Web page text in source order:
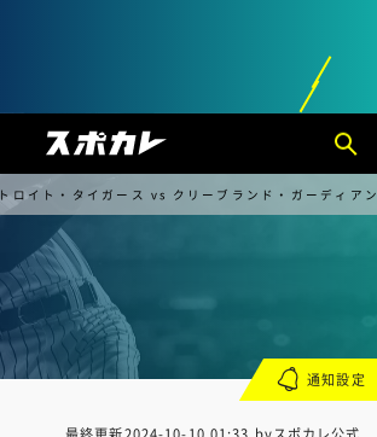
ロイト・タイガース vs クリーブランド・ガーディア
通知設定